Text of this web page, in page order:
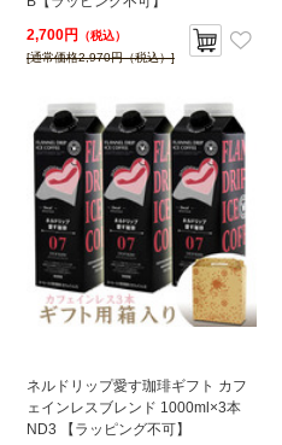
2,700円 （税込）
[通常価格2,970円（税込）]
ネルドリップ愛す珈琲ギフト カフ
ェインレスブレンド 1000ml×3本
ND3 【ラッピング不可】